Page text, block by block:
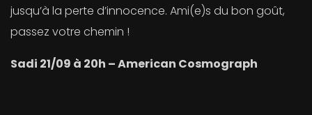
jusqu’à la perte d’innocence. Ami(e)s du bon goût,
passez votre chemin !
Sadi 21/09 à 20h – American Cosmograph